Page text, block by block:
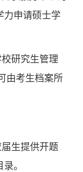
力申请硕士学
研究生管理
由考生档案所
生提供开题
。